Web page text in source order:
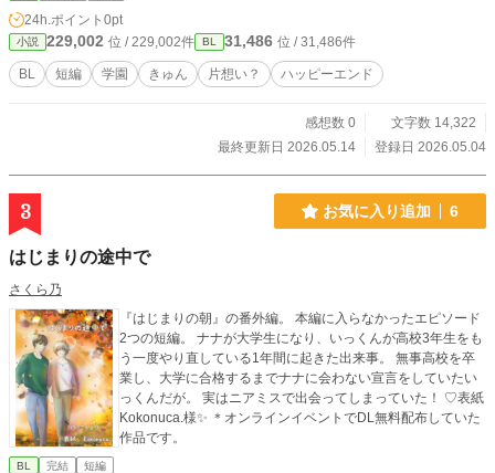
24h.ポイント 0pt
小説 229,002 位 / 229,002件 BL 31,486 位 / 31,486件
BL 短編 学園 きゅん 片想い？ ハッピーエンド
感想数 0
文字数 14,322
最終更新日 2026.05.14
登録日 2026.05.04
3 お気に入り追加 6
はじまりの途中で
さくら乃
『はじまりの朝』の番外編。 本編に入らなかったエピソード
2つの短編。 ナナが大学生になり、いっくんが高校3年生をも
う一度やり直している1年間に起きた出来事。 無事高校を卒
業し、大学に合格するまでナナに会わない宣言をしていたい
っくんだが。 実はニアミスで出会ってしまっていた！ ♡表紙
Kokonuca.様✨ ＊オンラインイベントでDL無料配布していた
作品です。
BL 完結 短編